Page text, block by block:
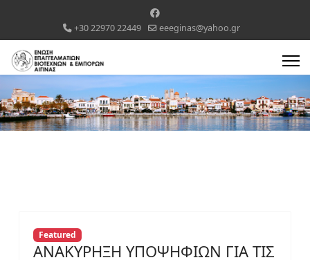
+30 22970 22449 eeeginas@yahoo.gr
Featured
ΑΝΑΚΥΡΗΞΗ ΥΠΟΨΗΦΙΩΝ ΓΙΑ ΤΙΣ